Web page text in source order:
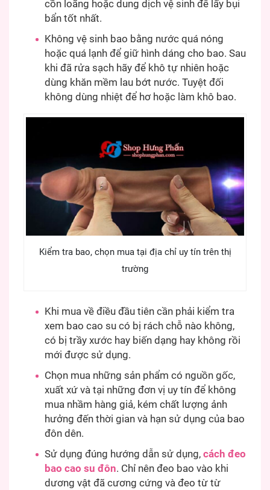
cồn loãng hoặc dung dịch vệ sinh để lấy bụi
bẩn tốt nhất.
Không vệ sinh bao bằng nước quá nóng
hoặc quá lạnh để giữ hình dáng cho bao. Sau
khi đã rửa sạch hãy để khô tự nhiên hoặc
dùng khăn mềm lau bớt nước. Tuyệt đối
không dùng nhiệt để hơ hoặc làm khô bao.
Kiểm tra bao, chọn mua tại địa chỉ uy tín trên thị
trường
Khi mua về điều đầu tiên cần phải kiểm tra
xem bao cao su có bị rách chỗ nào không,
có bị trầy xước hay biến dạng hay không rồi
mới được sử dụng.
Chọn mua những sản phẩm có nguồn gốc,
xuất xứ và tại những đơn vị uy tín để không
mua nhầm hàng giả, kém chất lượng ảnh
hưởng đến thời gian và hạn sử dụng của bao
đôn dên.
Sử dụng đúng hướng dẫn sử dụng, cách đeo
bao cao su đôn. Chỉ nên đeo bao vào khi
dương vật đã cương cứng và đeo từ từ